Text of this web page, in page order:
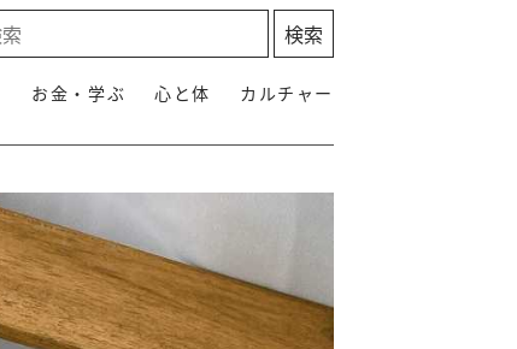
お金・学ぶ 心と体 カルチャー